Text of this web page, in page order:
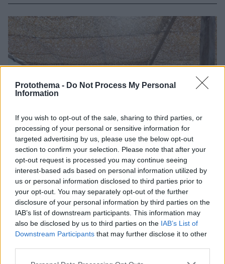
Protothema - Do Not Process My Personal
Information
If you wish to opt-out of the sale, sharing to third parties, or
processing of your personal or sensitive information for
targeted advertising by us, please use the below opt-out
section to confirm your selection. Please note that after your
opt-out request is processed you may continue seeing
interest-based ads based on personal information utilized by
us or personal information disclosed to third parties prior to
your opt-out. You may separately opt-out of the further
disclosure of your personal information by third parties on the
IAB’s list of downstream participants. This information may
also be disclosed by us to third parties on the IAB’s List of
Downstream Participants that may further disclose it to other
Please note that this website/app uses one or more Google
Μύκονος: Τουλάχιστον 7 τα κρούσματα κορωνοϊού στο
05.08.2020, 20:40 43